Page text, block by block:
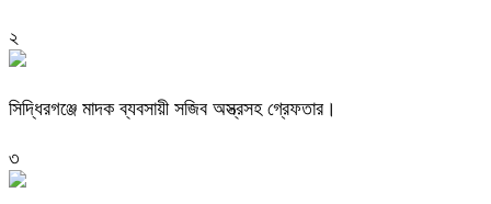
২
সিদ্ধিরগঞ্জে মাদক ব্যবসায়ী সজিব অস্ত্রসহ গ্রেফতার।
৩